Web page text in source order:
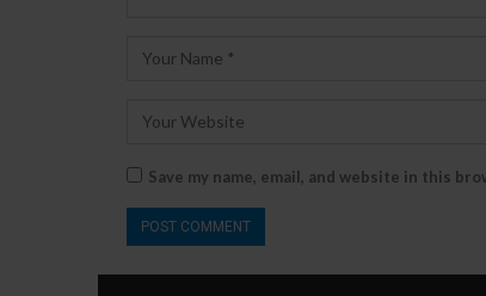
Save my name, email, and website in this